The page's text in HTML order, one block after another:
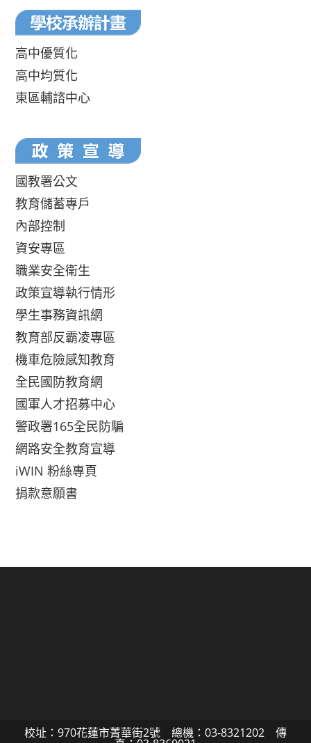
高中優質化
高中均質化
東區輔諮中心
國教署公文
教育儲蓄專戶
內部控制
資安專區
職業安全衛生
政策宣導執行情形
學生事務資訊網
教育部反霸凌專區
機車危險感知教育
全民國防教育網
國軍人才招募中心
警政署165全民防騙
網路安全教育宣導
iWIN 粉絲專頁
捐款意願書
校址：970花蓮市菁華街2號 總機：03-8321202 傳